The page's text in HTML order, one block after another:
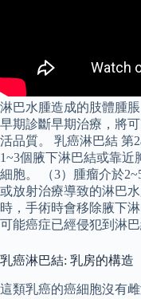
淋巴水腫造成的肢體腫
早期診斷早期治療，將
活品質。 乳癌淋巴結 第
1~3個腋下淋巴結或靠近
細胞。 （3）腫瘤介於
或放射治療導致的淋巴
時，手術時會移除腋下
可能癌症已經侵犯到淋巴
乳癌淋巴結: 乳房的構造
這類乳癌的癌細胞沒有雌